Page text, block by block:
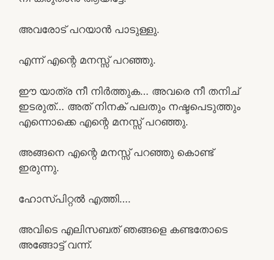
അവരോട് പറയാൻ പാടുള്ളു.
എന്ന് എന്റെ മനസ്സ് പറഞ്ഞു.
ഈ യാത്ര നീ നിർത്തുക… അവരെ നീ തനിച്
ഇടരുത്… അത്‌ നിനക് പലതും നഷ്ടപെടുത്തും
എന്നൊക്കെ എന്റെ മനസ്സ് പറഞ്ഞു.
അങ്ങനെ എന്റെ മനസ്സ് പറഞ്ഞു കൊണ്ട്
ഇരുന്നു.
ഹോസ്പിറ്റൽ എത്തി….
അവിടെ എലിസബത് ഞങ്ങളെ കണ്ടതോടെ
അങ്ങോട്ട് വന്ന്.